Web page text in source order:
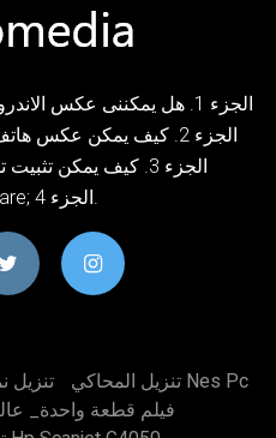
الجزء 1. هل يمكننى عكس
الجزء 2. كيف يمكن عكس
الجزء 3. كيف يمكن
تنزيل
تنزيل المحاكي Nes Pc
فيلم قطعة واحدة_